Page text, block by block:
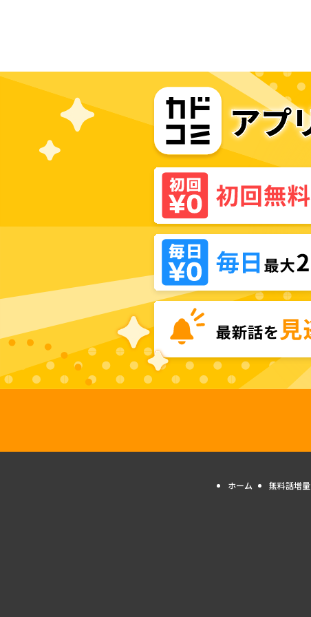
ホーム 無料話増量